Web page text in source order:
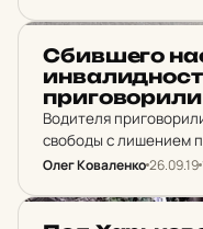
НОВИНИ ХАРКОВА
Сбив­ше­го
Водителя
свободы с лишением
средствами на 2 года.
Олег Коваленко26.09.19